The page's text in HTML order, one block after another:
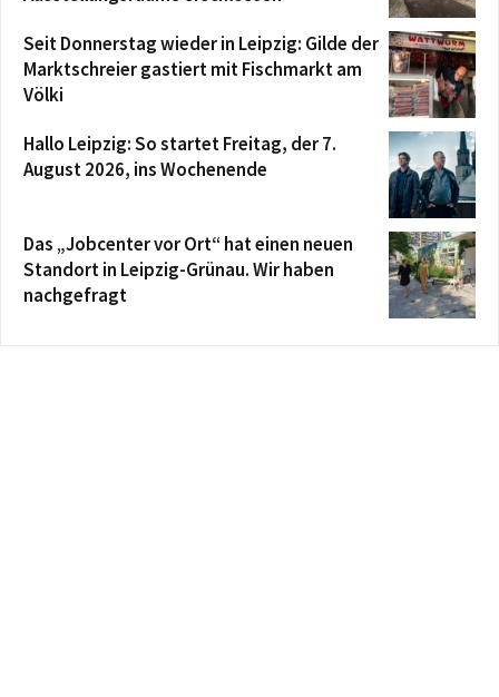
Seit Donnerstag wieder in Leipzig: Gilde der
Marktschreier gastiert mit Fischmarkt am
Völki
Hallo Leipzig: So startet Freitag, der 7.
August 2026, ins Wochenende
Das „Jobcenter vor Ort“ hat einen neuen
Standort in Leipzig-Grünau. Wir haben
nachgefragt